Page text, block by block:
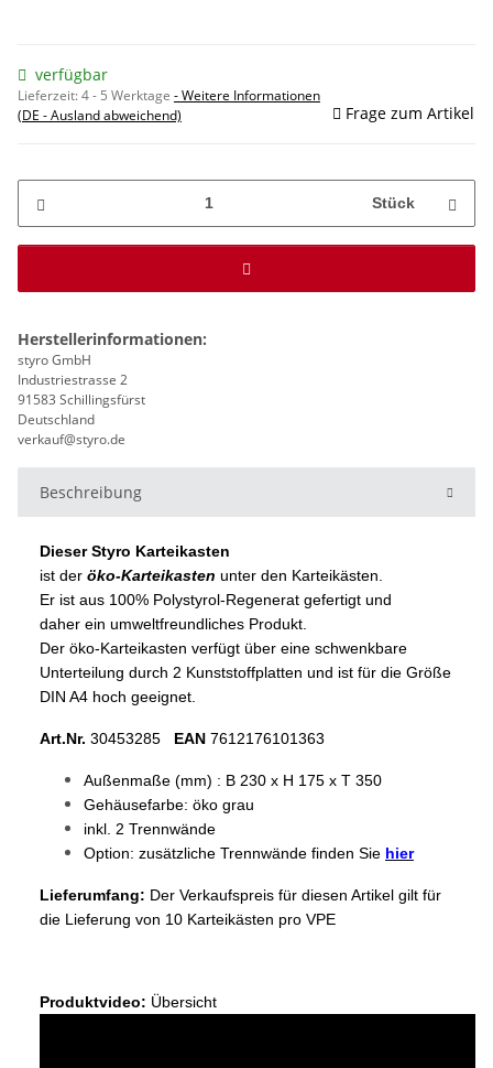
verfügbar
Lieferzeit:4 - 5 Werktage - Weitere Informationen
(DE - Ausland abweichend)
Frage zum Artikel
Stück
Herstellerinformationen:
styro GmbH
Industriestrasse 2
91583 Schillingsfürst
Deutschland
verkauf@styro.de
Beschreibung
Dieser Styro Karteikasten
ist der öko-Karteikasten unter den Karteikästen.
Er ist aus 100% Polystyrol-Regenerat gefertigt und
daher ein umweltfreundliches Produkt.
Der öko-Karteikasten verfügt über eine schwenkbare
Unterteilung durch 2 Kunststoffplatten und ist für die Größe
DIN A4 hoch geeignet.
Art.Nr. 30453285 EAN 7612176101363
Außenmaße (mm) : B 230 x H 175 x T 350
Gehäusefarbe: öko grau
inkl. 2 Trennwände
Option: zusätzliche Trennwände finden Sie hier
Lieferumfang: Der Verkaufspreis für diesen Artikel gilt für
die Lieferung von 10 Karteikästen pro VPE
Produktvideo: Übersicht